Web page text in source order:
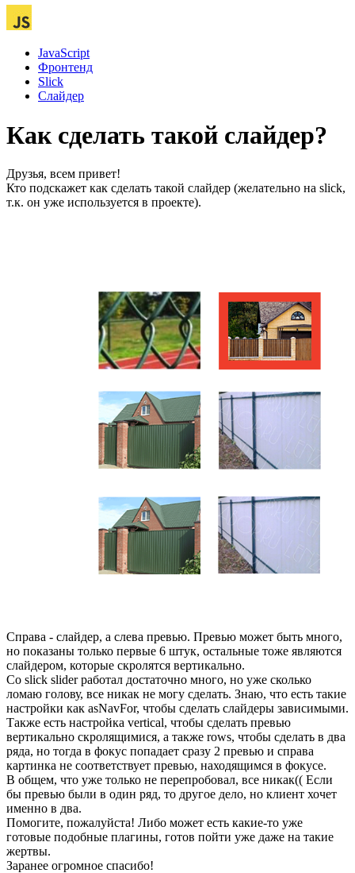
JavaScript
Фронтенд
Slick
Слайдер
Как сделать такой слайдер?
Друзья, всем привет!
Кто подскажет как сделать такой слайдер (желательно на slick,
т.к. он уже используется в проекте).
Справа - слайдер, а слева превью. Превью может быть много,
но показаны только первые 6 штук, остальные тоже являются
слайдером, которые скролятся вертикально.
Со slick slider работал достаточно много, но уже сколько
ломаю голову, все никак не могу сделать. Знаю, что есть такие
настройки как asNavFor, чтобы сделать слайдеры зависимыми.
Также есть настройка vertical, чтобы сделать превью
вертикально скролящимися, а также rows, чтобы сделать в два
ряда, но тогда в фокус попадает сразу 2 превью и справа
картинка не соответствует превью, находящимся в фокусе.
В общем, что уже только не перепробовал, все никак(( Если
бы превью были в один ряд, то другое дело, но клиент хочет
именно в два.
Помогите, пожалуйста! Либо может есть какие-то уже
готовые подобные плагины, готов пойти уже даже на такие
жертвы.
Заранее огромное спасибо!